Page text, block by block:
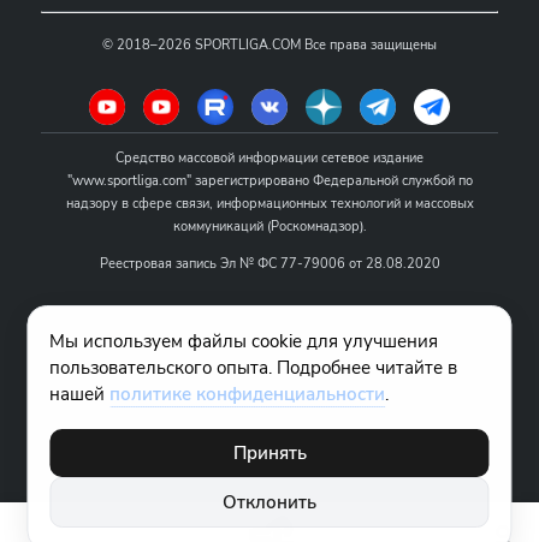
© 2018–2026 SPORTLIGA.COM Все права защищены
Средство массовой информации сетевое издание
"www.sportliga.com" зарегистрировано Федеральной службой по
надзору в сфере связи, информационных технологий и массовых
коммуникаций (Роскомнадзор).
Реестровая запись Эл № ФС 77-79006 от 28.08.2020
Учредитель СМИ сетевого издания "www.sportliga.com": ИП Чамин
О.Н.
Главный редактор СМИ сетевого издания "www.sportliga.com":
Хаимов Д.И.
18+
Мы используем файлы cookie для улучшения
пользовательского опыта. Подробнее читайте в
нашей политике конфиденциальности.
Принять
Отклонить